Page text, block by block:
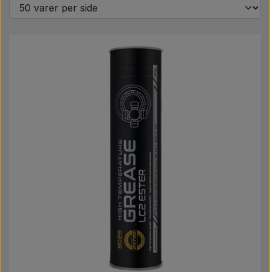
PTO Aksler GARDLOC
Værksted/ Værktøj
Tilbud